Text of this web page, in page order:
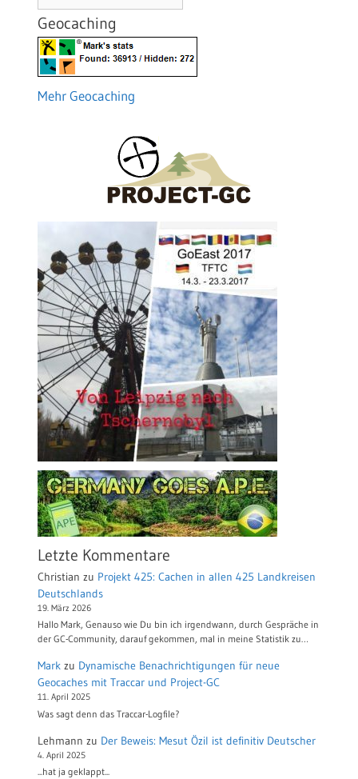
Geocaching
Mehr Geocaching
Letzte Kommentare
Christian zu Projekt 425: Cachen in allen 425 Landkreisen
Deutschlands
19. März 2026
Hallo Mark, Genauso wie Du bin ich irgendwann, durch Gespräche in
der GC-Community, darauf gekommen, mal in meine Statistik zu…
Mark zu Dynamische Benachrichtigungen für neue
Geocaches mit Traccar und Project-GC
11. April 2025
Was sagt denn das Traccar-Logfile?
Lehmann zu Der Beweis: Mesut Özil ist definitiv Deutscher
4. April 2025
...hat ja geklappt...